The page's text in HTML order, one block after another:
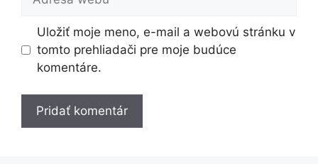
webu
Uložiť moje meno, e-mail a webovú stránku v
tomto prehliadači pre moje budúce
komentáre.